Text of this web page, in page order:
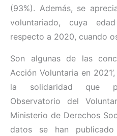
(93%). Además, se
voluntariado, cuya
respecto a 2020, cuando
Son algunas de las
Acción Voluntaria en
la solidaridad que
Observatorio del
Ministerio de Derechos
datos se han